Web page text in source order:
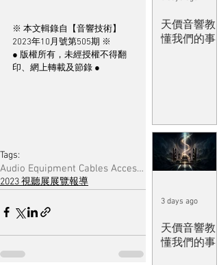
※ 本文輯錄自【音響技術】
2023年10月號第505期 ※
● 版權所有，未經授權不得翻
印、網上轉載及節錄 ●
Tags:
Audio Equipment Cables Accessories & Musical Software
2023 視聽展展覽報導
天價音響教
懂我們的事
天價音響教
懂我們的事
3 days ago